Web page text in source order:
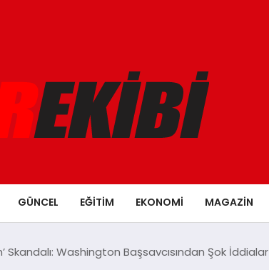
GÜNCEL EĞITIM EKONOMI MAGAZIN
Skandalı: Washington Başsavcısından Şok İddialar